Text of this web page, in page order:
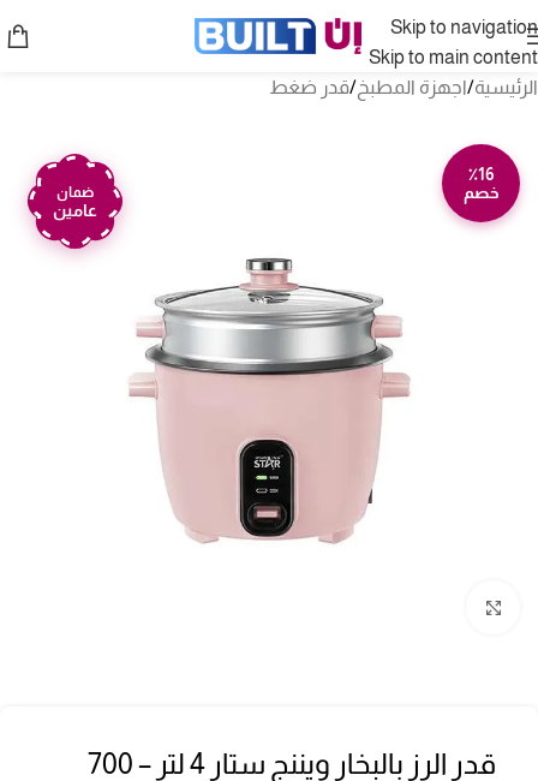
Skip to navigation
Skip to main content
الرئيسية/اجهزة المطبخ/قدر ضغط
٪16
خصم
ضمان
عامين
قدر الرز بالبخار ويننج ستار 4 لتر – 700